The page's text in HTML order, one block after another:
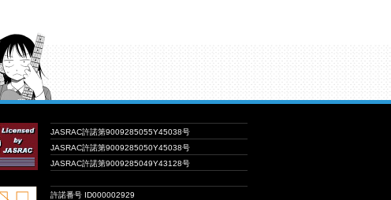
JASRAC許諾第9009285055Y45038号
JASRAC許諾第9009285050Y45038号
JASRAC許諾第9009285049Y43128号
許諾番号 ID000002929